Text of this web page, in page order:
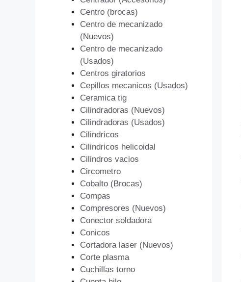
Centro (brocas)
Centro de mecanizado
(Nuevos)
Centro de mecanizado
(Usados)
Centros giratorios
Cepillos mecanicos (Usados)
Ceramica tig
Cilindradoras (Nuevos)
Cilindradoras (Usados)
Cilindricos
Cilindricos helicoidal
Cilindros vacios
Circometro
Cobalto (Brocas)
Compas
Compresores (Nuevos)
Conector soldadora
Conicos
Cortadora laser (Nuevos)
Corte plasma
Cuchillas torno